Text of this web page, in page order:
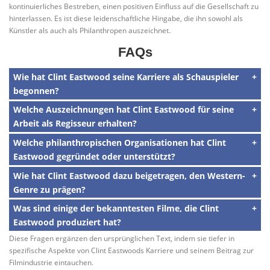
kontinuierliches Bestreben, einen positiven Einfluss auf die Gesellschaft zu
hinterlassen. Es ist diese leidenschaftliche Hingabe, die ihn sowohl als
Künstler als auch als Philanthropen auszeichnet.
FAQs
Wie hat Clint Eastwood seine Karriere als Schauspieler
begonnen?
Welche Auszeichnungen hat Clint Eastwood für seine
Arbeit als Regisseur erhalten?
Welche philanthropischen Organisationen hat Clint
Eastwood gegründet oder unterstützt?
Wie hat Clint Eastwood dazu beigetragen, den Western-
Genre zu prägen?
Was sind einige der bekanntesten Filme, die Clint
Eastwood produziert hat?
Diese Fragen ergänzen den ursprünglichen Text, indem sie tiefer in
spezifische Aspekte von Clint Eastwoods Karriere und seinem Beitrag zur
Filmindustrie eintauchen.